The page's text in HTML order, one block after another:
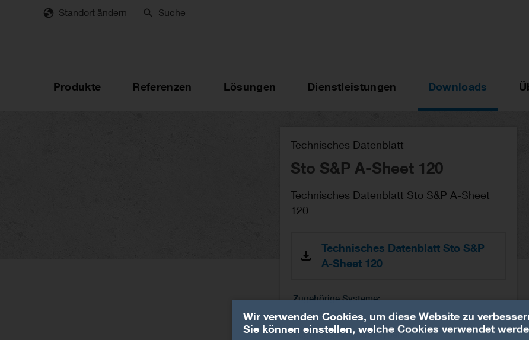
Standort ändern Suche
Produkte Referenzen Lösungen Dienstleistungen Downloads
Technisches Datenblatt
Sto S&P A-Sheet 120
Technisches Datenblatt Sto S&P A-Sheet
120
Technisches Datenblatt Sto S&P
A-Sheet 120
Zugehörige Systeme
S&P FRP Systeme
Zugehörige Produkt-Typen
Wir verwenden Cookies, um diese Website zu
Sie können einstellen, welche Cookies verwendet